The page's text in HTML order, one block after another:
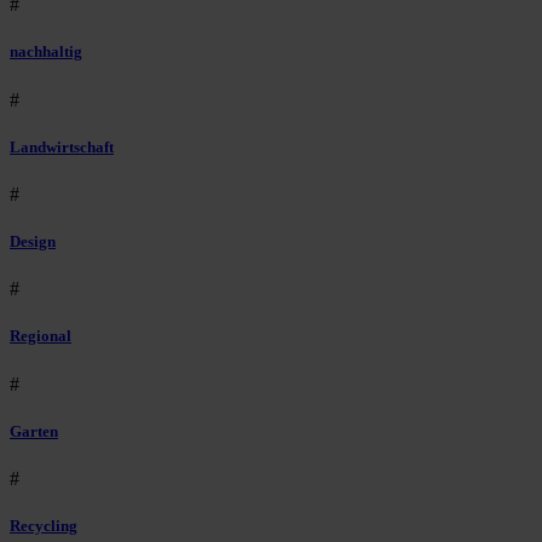
#
nachhaltig
#
Landwirtschaft
#
Design
#
Regional
#
Garten
#
Recycling